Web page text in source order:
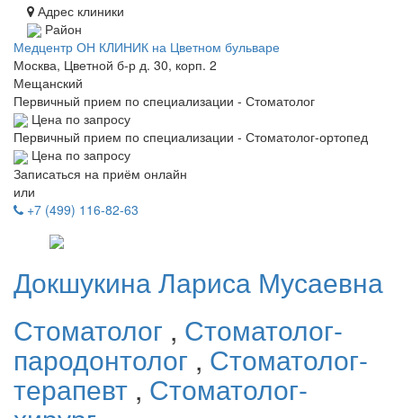
Адрес клиники
Район
Медцентр ОН КЛИНИК на Цветном бульваре
Москва, Цветной б-р д. 30, корп. 2
Мещанский
Первичный прием по специализации - Стоматолог
Цена по запросу
Первичный прием по специализации - Стоматолог-ортопед
Цена по запросу
Записаться на приём онлайн
или
+7 (499) 116-82-63
ДокшукинаЛариса Мусаевна
Стоматолог , Стоматолог-
пародонтолог , Стоматолог-
терапевт , Стоматолог-